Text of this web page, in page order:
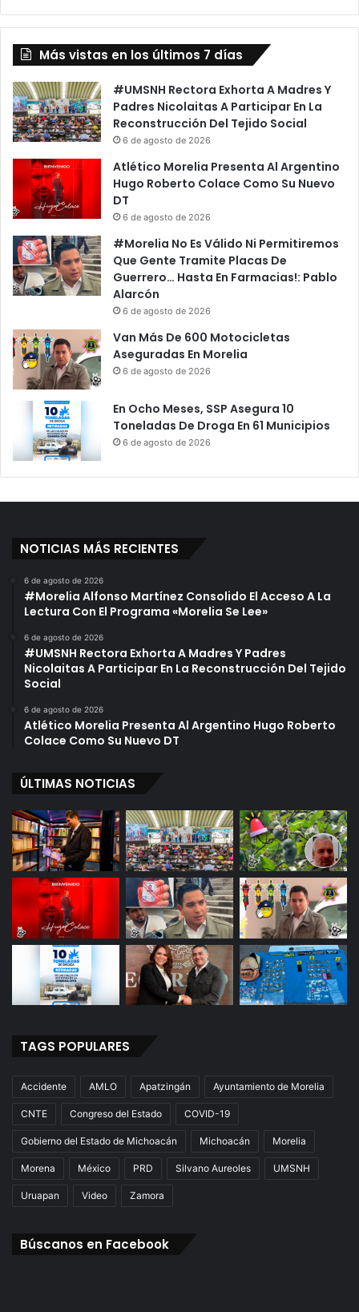
Más vistas en los últimos 7 días
#UMSNH Rectora Exhorta A Madres Y
Padres Nicolaitas A Participar En La
Reconstrucción Del Tejido Social
6 de agosto de 2026
Atlético Morelia Presenta Al Argentino
Hugo Roberto Colace Como Su Nuevo
DT
6 de agosto de 2026
#Morelia No Es Válido Ni Permitiremos
Que Gente Tramite Placas De
Guerrero… Hasta En Farmacias!: Pablo
Alarcón
6 de agosto de 2026
Van Más De 600 Motocicletas
Aseguradas En Morelia
6 de agosto de 2026
En Ocho Meses, SSP Asegura 10
Toneladas De Droga En 61 Municipios
6 de agosto de 2026
NOTICIAS MÁS RECIENTES
6 de agosto de 2026
#Morelia Alfonso Martínez Consolido El Acceso A La
Lectura Con El Programa «Morelia Se Lee»
6 de agosto de 2026
#UMSNH Rectora Exhorta A Madres Y Padres
Nicolaitas A Participar En La Reconstrucción Del Tejido
Social
6 de agosto de 2026
Atlético Morelia Presenta Al Argentino Hugo Roberto
Colace Como Su Nuevo DT
ÚLTIMAS NOTICIAS
TAGS POPULARES
Accidente AMLO Apatzingán Ayuntamiento de Morelia
CNTE Congreso del Estado COVID-19
Gobierno del Estado de Michoacán Michoacán Morelia
Morena México PRD Silvano Aureoles UMSNH
Uruapan Video Zamora
Búscanos en Facebook